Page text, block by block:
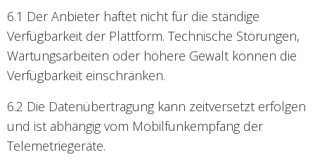
6.1 Der Anbieter haftet nicht für die ständige
Verfügbarkeit der Plattform. Technische Störungen,
Wartungsarbeiten oder höhere Gewalt können die
Verfügbarkeit einschränken.
6.2 Die Datenübertragung kann zeitversetzt erfolgen
und ist abhängig vom Mobilfunkempfang der
Telemetriegeräte.